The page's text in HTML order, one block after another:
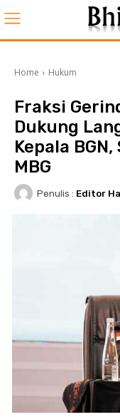
Home Hukum
Fraksi
Dukung
Kepala
MBG
Penulis : Editor